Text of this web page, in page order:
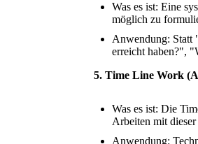
Was es ist: Eine
möglich zu
Anwendung: Statt
erreicht haben?",
5. Time Line Work
Was es ist: Die
Arbeiten mit
Anwendung: